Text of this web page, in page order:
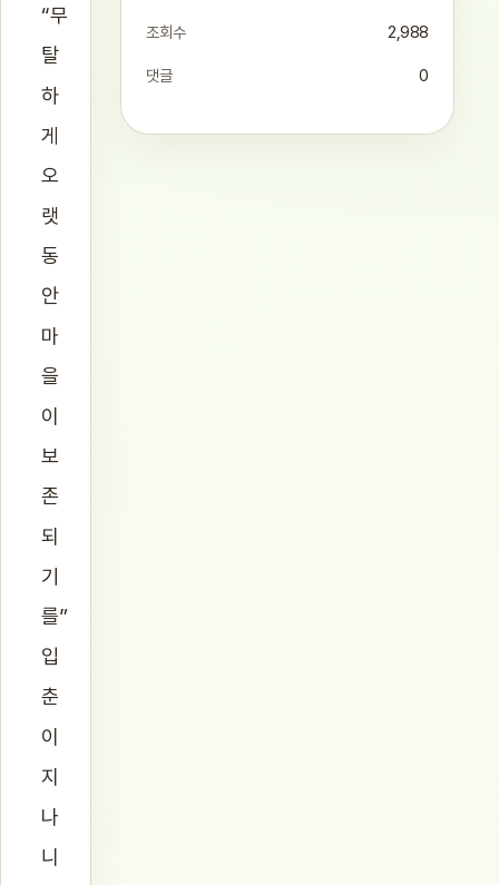
“무
탈
하
게
오
랫
동
안
마
을
이
보
존
되
기
를”
입
춘
이
지
나
니
조회수 2,988
댓글 0